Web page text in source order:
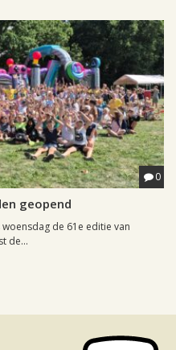
0
geopend
de 61e editie van
de...